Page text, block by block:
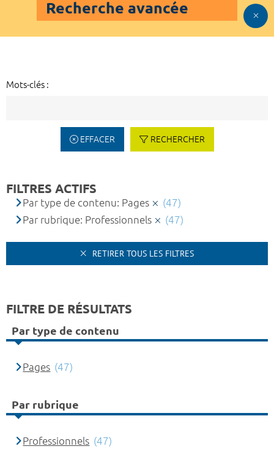
Recherche avancée
Mots-clés :
EFFACER RECHERCHER
FILTRES ACTIFS
Par type de contenu: Pages
(47)
Par rubrique: Professionnels
(47)
RETIRER TOUS LES FILTRES
FILTRE DE RÉSULTATS
Par type de contenu
Pages (47)
Par rubrique
Professionnels (47)